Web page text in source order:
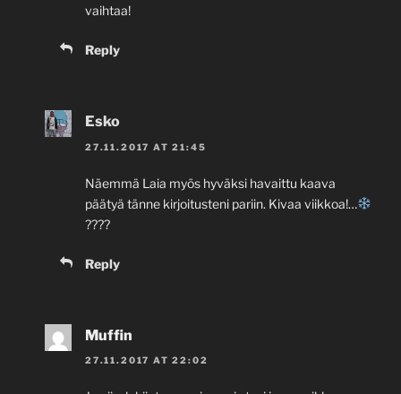
vaihtaa!
Reply
Esko
27.11.2017 AT 21:45
Näemmä Laia myös hyväksi havaittu kaava
päätyä tänne kirjoitusteni pariin. Kivaa viikkoa!…
????
Reply
Muffin
27.11.2017 AT 22:02